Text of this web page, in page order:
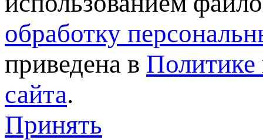
обработку
приведена в Политике
сайта.
Принять